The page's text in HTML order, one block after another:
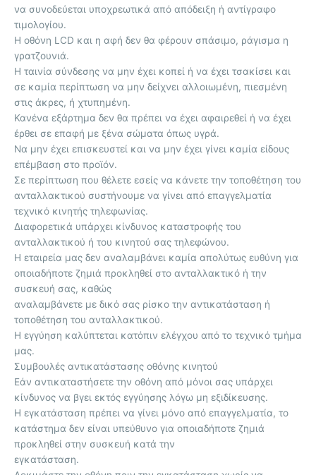
να συνοδεύεται υποχρεωτικά από απόδειξη ή αντίγραφο
τιμολογίου.
Η οθόνη LCD και η αφή δεν θα φέρουν σπάσιμο, ράγισμα η
γρατζουνιά.
Η ταινία σύνδεσης να μην έχει κοπεί ή να έχει τσακίσει και
σε καμία περίπτωση να μην δείχνει αλλοιωμένη, πιεσμένη
στις άκρες, ή χτυπημένη.
Κανένα εξάρτημα δεν θα πρέπει να έχει αφαιρεθεί ή να έχει
έρθει σε επαφή με ξένα σώματα όπως υγρά.
Να μην έχει επισκευστεί και να μην έχει γίνει καμία είδους
επέμβαση στο προϊόν.
Σε περίπτωση που θέλετε εσείς να κάνετε την τοποθέτηση του
ανταλλακτικού συστήνουμε να γίνει από επαγγελματία
τεχνικό κινητής τηλεφωνίας.
Διαφορετικά υπάρχει κίνδυνος καταστροφής του
ανταλλακτικού ή του κινητού σας τηλεφώνου.
Η εταιρεία μας δεν αναλαμβάνει καμία απολύτως ευθύνη για
οποιαδήποτε ζημιά προκληθεί στο ανταλλακτικό ή την
συσκευή σας, καθώς
αναλαμβάνετε με δικό σας ρίσκο την αντικατάσταση ή
τοποθέτηση του ανταλλακτικού.
Η εγγύηση καλύπτεται κατόπιν ελέγχου από το τεχνικό τμήμα
μας.
Συμβουλές αντικατάστασης οθόνης κινητού
Εάν αντικαταστήσετε την οθόνη από μόνοι σας υπάρχει
κίνδυνος να βγει εκτός εγγύησης λόγω μη εξιδίκευσης.
Η εγκατάσταση πρέπει να γίνει μόνο από επαγγελματία, το
κατάστημα δεν είναι υπεύθυνο για οποιαδήποτε ζημιά
προκληθεί στην συσκευή κατά την
εγκατάσταση.